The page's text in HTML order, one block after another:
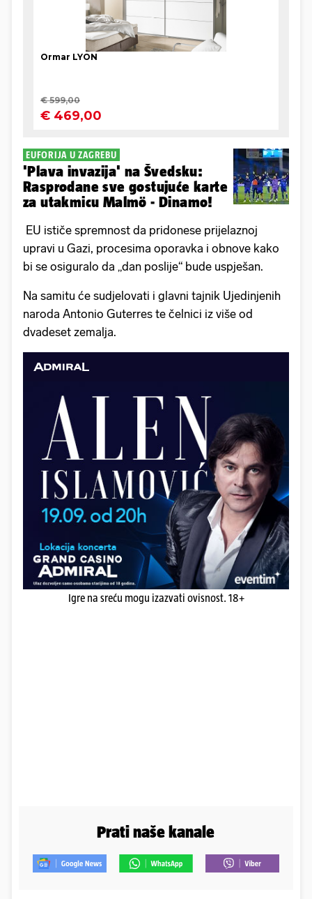
EUFORIJA U ZAGREBU
'Plava invazija' na Švedsku:
Rasprodane sve gostujuće karte
za utakmicu Malmö - Dinamo!
EU ističe spremnost da pridonese prijelaznoj
upravi u Gazi, procesima oporavka i obnove kako
bi se osiguralo da „dan poslije“ bude uspješan.
Na samitu će sudjelovati i glavni tajnik Ujedinjenih
naroda Antonio Guterres te čelnici iz više od
dvadeset zemalja.
Igre na sreću mogu izazvati ovisnost. 18+
Prati naše kanale